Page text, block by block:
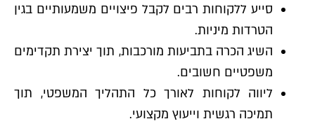
סייע ללקוחות רבים לקבל פיצויים משמעותיים בגין
הטרדות מיניות.
השיג הכרה בתביעות מורכבות, תוך יצירת תקדימים
משפטיים חשובים.
ליווה לקוחות לאורך כל התהליך המשפטי, תוך
תמיכה רגשית וייעוץ מקצועי.